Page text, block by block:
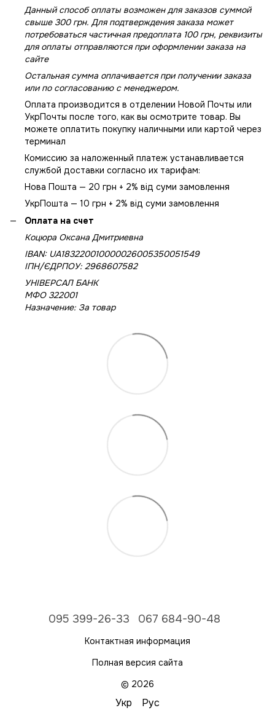
Данный способ оплаты возможен для заказов суммой
свыше 300 грн. Для подтверждения заказа может
потребоваться частичная предоплата 100 грн, реквизиты
для оплаты отправляются при оформлении заказа на
сайте
Остальная сумма оплачивается при получении заказа
или по согласованию с менеджером.
Оплата производится в отделении Новой Почты или
УкрПочты после того, как вы осмотрите товар. Вы
можете оплатить покупку наличными или картой через
терминал
Комиссию за наложенный платеж устанавливается
службой доставки согласно их тарифам:
Нова Пошта — 20 грн + 2% від суми замовлення
УкрПошта — 10 грн + 2% від суми замовлення
Оплата на счет
Коцюра Оксана Дмитриевна
IBAN: UA183220010000026005350051549
IПН/ЄДРПОУ: 2968607582
УНІВЕРСАЛ БАНК
МФО 322001
Назначение: За товар
095 399-26-33 067 684-90-48
Контактная информация
Полная версия сайта
© 2026
Укр Рус